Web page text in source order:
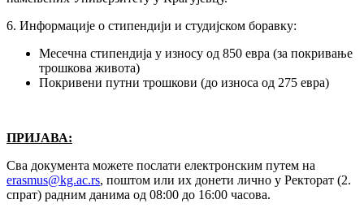
6. Информације о стипендији и студијском боравку:
Месечна стипендија у износу од 850 евра (за покривање
трошкова живота)
Покривени путни трошкови (до износа од 275 евра)
ПРИЈАВА:
Сва документа можете послати електронским путем на
erasmus@kg.ac.rs, поштом или их донети лично у Ректорат (2.
спрат) радним данима од 08:00 до 16:00 часова.